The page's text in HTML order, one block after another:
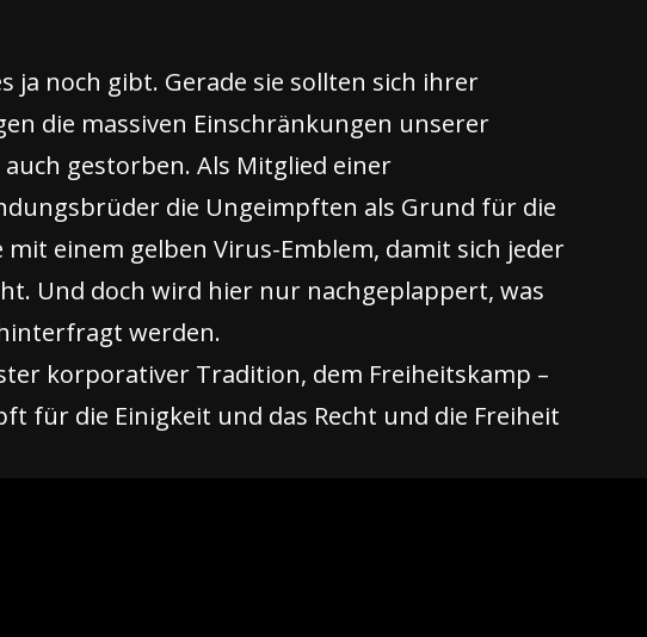
ja noch gibt. Gerade sie sollten sich ihrer
die massiven Einschränkungen unserer
gestorben. Als Mitglied einer
die Ungeimpften als Grund für die
einem gelben Virus-Emblem, damit sich jeder
Und doch wird hier nur nachgeplappert, was
werden.
korporativer Tradition, dem Freiheitskamp –
für die Einigkeit und das Recht und die Freiheit